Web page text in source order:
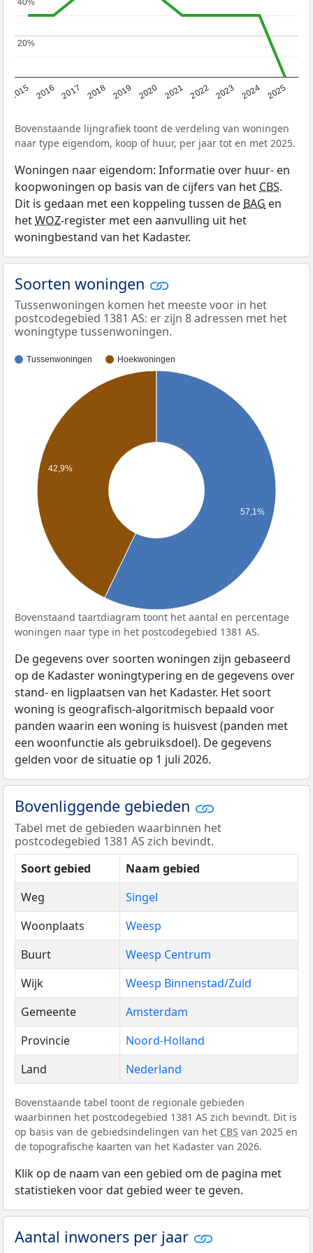
2015 2016 2017 2018 2019 2020 2021 2022 2023 2024 2025
20%
20%
Bovenstaande lijngrafiek toont de verdeling van woningen
naar type eigendom, koop of huur, per jaar tot en met 2025.
Woningen naar eigendom: Informatie over huur- en
koopwoningen op basis van de cijfers van het CBS.
Dit is gedaan met een koppeling tussen de BAG en
hetWOZ-register met een aanvulling uit het
woningbestand van het Kadaster.
Soorten woningen
Tussenwoningen komen het meeste voor in het
postcodegebied 1381 AS: er zijn 8 adressen met het
woningtype tussenwoningen.
Tussenwoningen Hoekwoningen
42,9%
57,1%
Bovenstaand taartdiagram toont het aantal en percentage
woningen naar type in het postcodegebied 1381 AS.
De gegevens over soorten woningen zijn gebaseerd
op de Kadaster woningtypering en de gegevens over
stand- en ligplaatsen van het Kadaster. Het soort
woning is geografisch-algoritmisch bepaald voor
panden waarin een woning is huisvest (panden met
een woonfunctie als gebruiksdoel). De gegevens
gelden voor de situatie op 1 juli 2026.
Bovenliggende gebieden
Tabel met de gebieden waarbinnen het
postcodegebied 1381 AS zich bevindt.
Soort gebied
Naam gebied
Weg
Singel
Woonplaats
Weesp
Buurt
Weesp Centrum
Wijk
Weesp Binnenstad/Zuid
Gemeente
Amsterdam
Provincie
Noord-Holland
Land
Nederland
Bovenstaande tabel toont de regionale gebieden
waarbinnen het postcodegebied 1381 AS zich bevindt. Dit is
op basis van de gebiedsindelingen van het CBS van 2025 en
de topografische kaarten van het Kadaster van 2026.
Klik op de naam van een gebied om de pagina met
statistieken voor dat gebied weer te geven.
Aantal inwoners per jaar